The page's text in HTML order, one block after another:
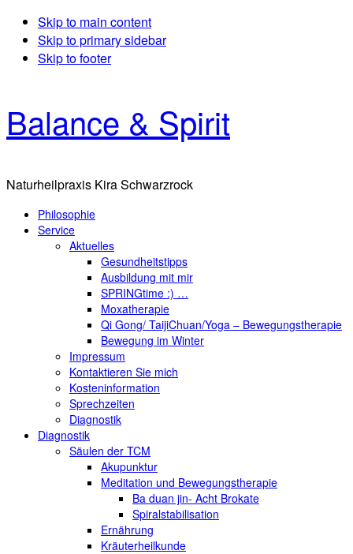
Skip to main content
Skip to primary sidebar
Skip to footer
Balance & Spirit
Naturheilpraxis Kira Schwarzrock
Philosophie
Service
Aktuelles
Gesundheitstipps
Ausbildung mit mir
SPRINGtime :) …
Moxatherapie
Qi Gong/ TaijiChuan/Yoga – Bewegungstherapie
Bewegung im Winter
Impressum
Kontaktieren Sie mich
Kosteninformation
Sprechzeiten
Diagnostik
Diagnostik
Säulen der TCM
Akupunktur
Meditation und Bewegungstherapie
Ba duan jin- Acht Brokate
Spiralstabilisation
Ernährung
Kräuterheilkunde